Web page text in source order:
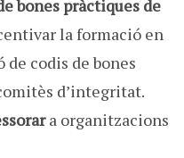
bones pràctiques de
la formació en
de codis de bones
d’integritat.
a organitzacions